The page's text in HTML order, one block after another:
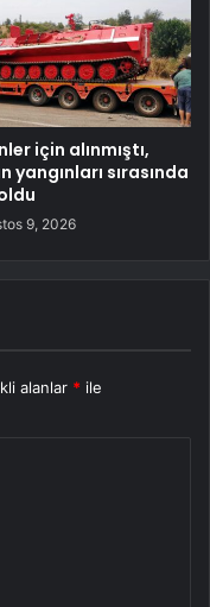
için alınmıştı,
yangınları sırasında
9, 2026
alanlar * ile